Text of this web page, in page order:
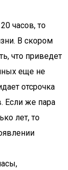
часов, то
В скором
что приведет
еще не
отсрочка
Если же пара
лет, то